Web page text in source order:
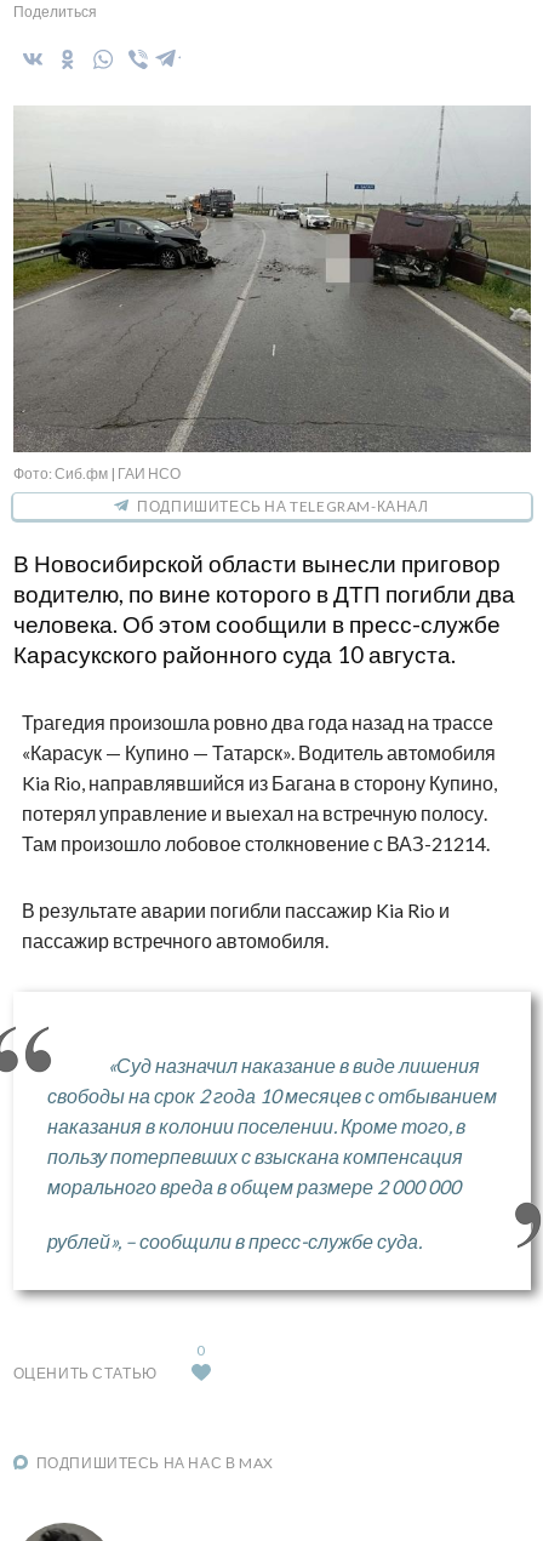
Поделиться
Фото: Сиб.фм | ГАИ НСО
ПОДПИШИТЕСЬ НА TELEGRAM-КАНАЛ
В Новосибирской области вынесли приговор
водителю, по вине которого в ДТП погибли два
человека. Об этом сообщили в пресс-службе
Карасукского районного суда 10 августа.
Трагедия произошла ровно два года назад на трассе
«Карасук — Купино — Татарск». Водитель автомобиля
Kia Rio, направлявшийся из Багана в сторону Купино,
потерял управление и выехал на встречную полосу.
Там произошло лобовое столкновение с ВАЗ-21214.
В результате аварии погибли пассажир Kia Rio и
пассажир встречного автомобиля.
«Суд назначил наказание в виде лишения
свободы на срок 2 года 10 месяцев с отбыванием
наказания в колонии поселении. Кроме того, в
пользу потерпевших с взыскана компенсация
морального вреда в общем размере 2 000 000
рублей», – сообщили в пресс-службе суда.
ОЦЕНИТЬ СТАТЬЮ
0
ПОДПИШИТЕСЬ НА НАС В MAX